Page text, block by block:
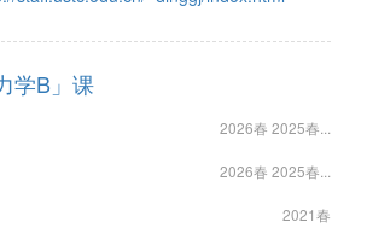
学B」课
2026春 2025春...
2026春 2025春...
2021春